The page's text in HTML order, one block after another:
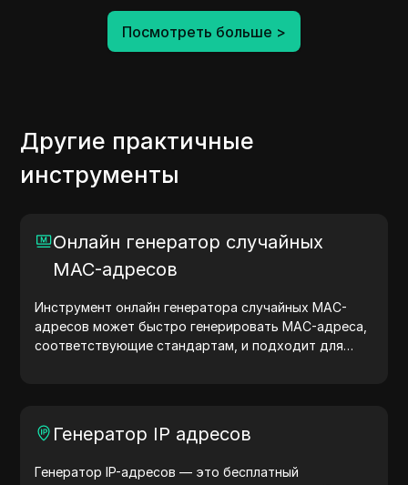
Посмотреть больше >
Другие практичные
инструменты
Онлайн генератор случайных
MAC-адресов
Инструмент онлайн генератора случайных MAC-
адресов может быстро генерировать MAC-адреса,
соответствующие стандартам, и подходит для
Генератор IP адресов
Генератор IP-адресов — это бесплатный